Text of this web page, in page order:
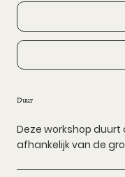
Duur
Deze workshop duurt
afhankelijk van de